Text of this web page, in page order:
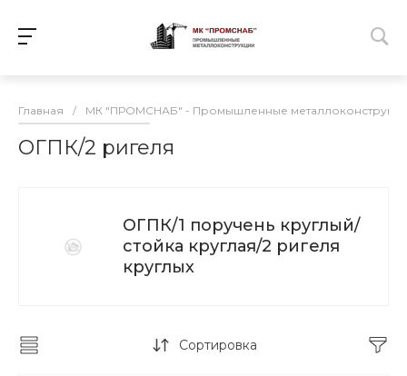
Главная / МК "ПРОМСНАБ" - Промышленные
ОГПК/2 ригеля
ОГПК/1 поручень круглый/
стойка круглая/2 ригеля
круглых
Сортировка